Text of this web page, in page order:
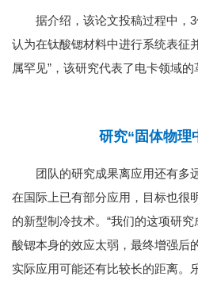
据介绍，该论文投稿过程中，
认为在钛酸锶材料中进行系统表征
属罕见”，该研究代表了电卡领域的
研究“固体物理
团队的研究成果离应用还有多
在国际上已有部分应用，目标也很
的新型制冷技术。“我们的这项研
酸锶本身的效应太弱，最终增强后
实际应用可能还有比较长的距离。